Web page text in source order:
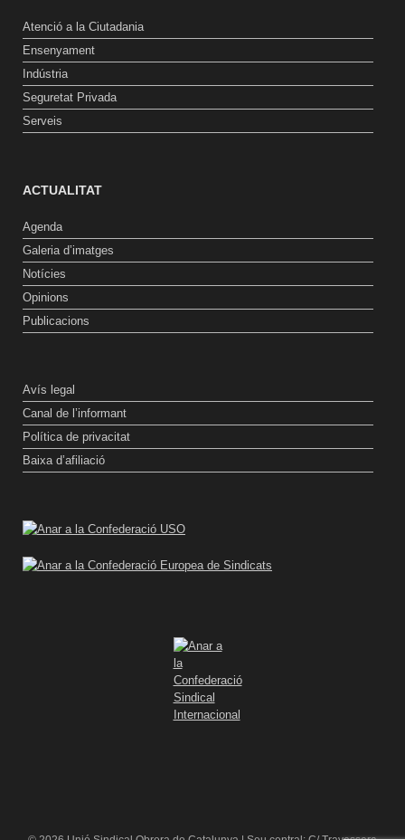
Atenció a la Ciutadania
Ensenyament
Indústria
Seguretat Privada
Serveis
ACTUALITAT
Agenda
Galeria d’imatges
Notícies
Opinions
Publicacions
Avís legal
Canal de l’informant
Política de privacitat
Baixa d’afiliació